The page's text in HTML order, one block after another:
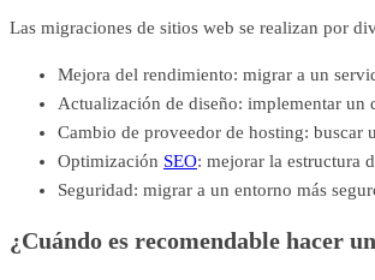
Las migraciones de sitios web se realizan por
Mejora del rendimiento: migrar a un
Actualización de diseño: implementar
Cambio de proveedor de hosting: buscar
Optimización SEO: mejorar la estructura
Seguridad: migrar a un entorno más
¿Cuándo es recomendable hacer